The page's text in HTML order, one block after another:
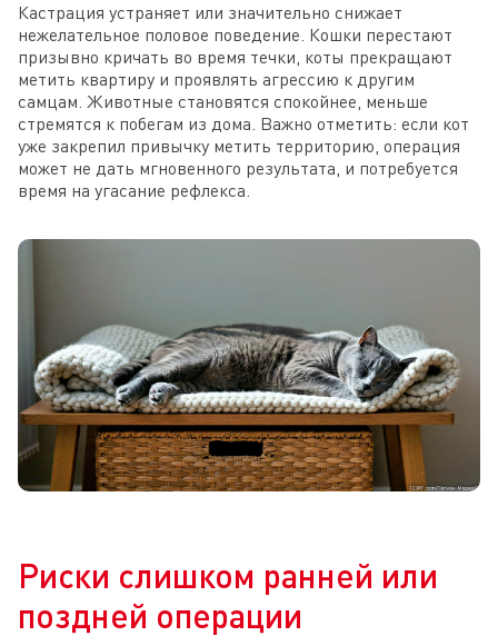
Кастрация устраняет или значительно снижает
нежелательное половое поведение. Кошки перестают
призывно кричать во время течки, коты прекращают
метить квартиру и проявлять агрессию к другим
самцам. Животные становятся спокойнее, меньше
стремятся к побегам из дома. Важно отметить: если кот
уже закрепил привычку метить территорию, операция
может не дать мгновенного результата, и потребуется
время на угасание рефлекса.
Риски слишком ранней или
поздней операции